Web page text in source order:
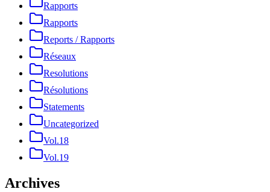
Rapports
Rapports
Reports / Rapports
Réseaux
Resolutions
Résolutions
Statements
Uncategorized
Vol.18
Vol.19
Archives